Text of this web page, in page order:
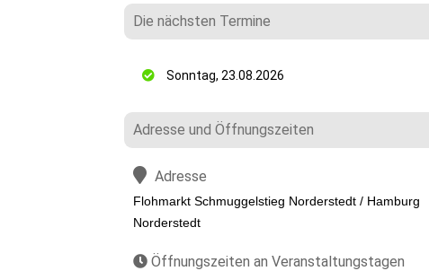
Die nächsten Termine
Sonntag, 23.08.2026
Adresse und Öffnungszeiten
Adresse
Flohmarkt Schmuggelstieg Norderstedt / Hamburg
Norderstedt
Öffnungszeiten an Veranstaltungstagen